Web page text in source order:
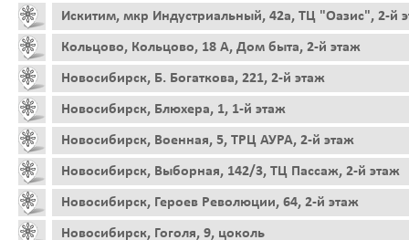
Искитим, мкр Индустриальный, 42а, ТЦ "Оазис", 2-й
Кольцово, Кольцово, 18 А, Дом быта, 2-й этаж
Новосибирск, Б. Богаткова, 221, 2-й этаж
Новосибирск, Блюхера, 1, 1-й этаж
Новосибирск, Военная, 5, ТРЦ АУРА, 2-й этаж
Новосибирск, Выборная, 142/3, ТЦ Пассаж, 2-й этаж
Новосибирск, Героев Революции, 64, 2-й этаж
Новосибирск, Гоголя, 9, цоколь